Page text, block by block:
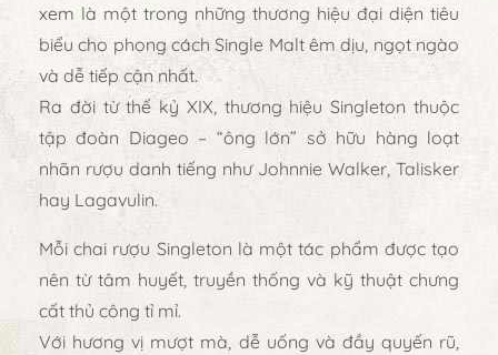
xem là một trong những thương hiệu đại diện tiêu
biểu cho phong cáchSingle Malt êm dịu, ngọt ngào
và dễ tiếp cận nhất.
Ra đời từ thế kỷ XIX, thương hiệu Singleton thuộc
tập đoàn Diageo – “ông lớn” sở hữu hàng loạt
nhãn rượu danh tiếng như Johnnie Walker, Talisker
hay Lagavulin.
Mỗi chai rượu Singleton là một tác phẩm được tạo
nên từ tâm huyết, truyền thống và kỹ thuật chưng
cất thủ công tỉ mỉ.
Với hương vị mượt mà, dễ uống và đầy quyến rũ,